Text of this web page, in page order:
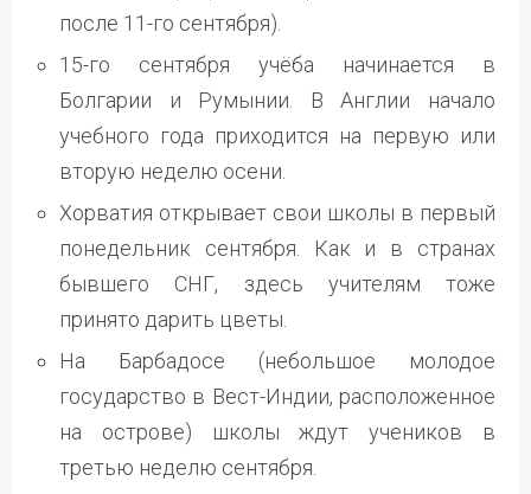
после 11-го сентября).
15-го сентября учёба начинается в
Болгарии и Румынии. В Англии начало
учебного года приходится на первую или
вторую неделю осени.
Хорватия открывает свои школы в первый
понедельник сентября. Как и в странах
бывшего СНГ, здесь учителям тоже
принято дарить цветы.
На Барбадосе (небольшое молодое
государство в Вест-Индии, расположенное
на острове) школы ждут учеников в
третью неделю сентября.